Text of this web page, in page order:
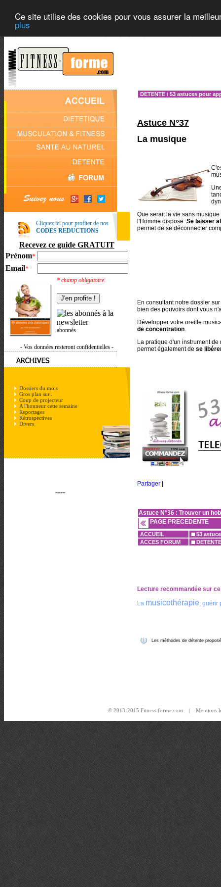
Ce site utilise des cookies pour vous assurer la
plus
Cliquez ici pour profiter de nos
CODES REDUCTIONS
Recevez ce guide GRATUIT
Prénom*
Email*
* champ obligatoire.
abonnés
- Vos données resteront confidentielles -
Dossiers du mois
Gros plan sur..
Coup de projecteur
A l'honneur cette semaine
Reportages
Rétrospectives
Divers
----
DETENTE 53 astuces pour
Astuce N°37
La musique
Que serait la vie sans
l'Homme dispose. Se laisser
permet de se déconnecter
En consultant notre dossier sur
bien des pouvoirs dont vous
Développer votre oreille
de concentration.
La pratique d'un instrument
permet également de se
Partager
Astuce N°36 : Trouver un
PAGE PRECEDENTE
ACCUEIL
53
ACCES FORUM
DETENTE
Lecture recommandée sur
La musicothérapie, guérir
Les méthodes de détente
© 2013-2015 Fitness-forme.com | Mentions